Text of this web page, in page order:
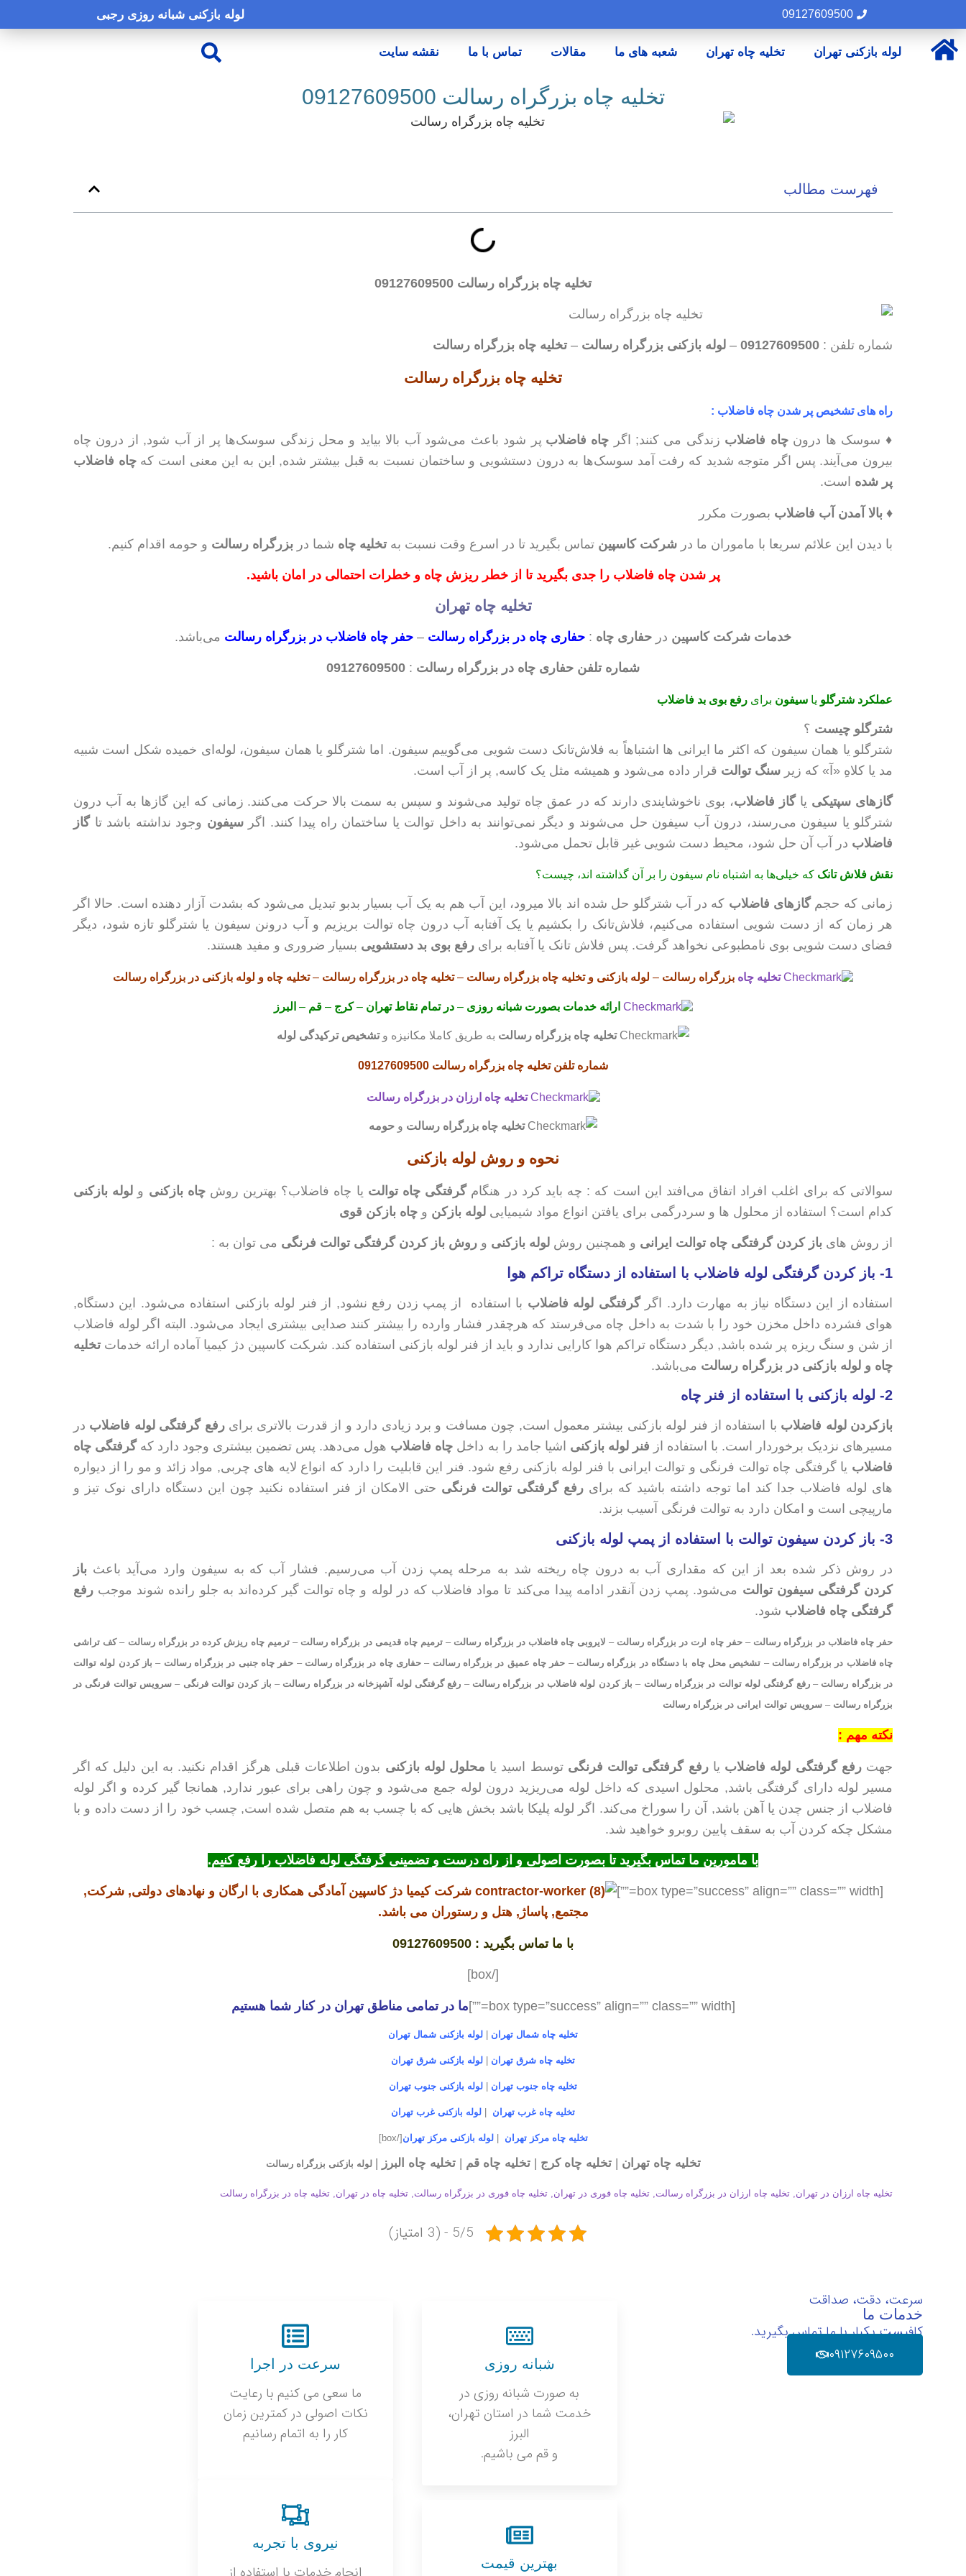
09127609500 لوله بازکنی شبانه روزی رجبی
لوله بازکنی تهران تخلیه چاه تهران شعبه های ما مقالات تماس با ما نقشه سایت
تخلیه چاه بزرگراه رسالت 09127609500
فهرست مطالب
تخلیه چاه بزرگراه رسالت 09127609500
شماره تلفن : 09127609500
– لوله بازکنی بزرگراه رسالت – تخلیه چاه بزرگراه رسالت
تخلیه چاه بزرگراه رسالت
راه های تشخیص پر شدن چاه فاضلاب :
♦ سوسک ها درونچاه فاضلاب زندگی می کنند; اگر چاه فاضلاب پر شود باعث می‌شود آب بالا بیاید و محل زندگی سوسک‌ها پر از آب شود, از درون چاه
بیرون می‌آیند. پس اگر متوجه شدید که رفت آمد سوسک‌ها به درون دستشویی و ساختمان نسبت به قبل بیشتر شده, این به این معنی است کهچاه فاضلاب
پر شده است.
♦ بالا آمدن آب فاضلاب بصورت مکرر
با دیدن این علائم سریعا با ماموران ما در شرکت کاسپین تماس بگیرید تا در اسرع وقت نسبت به تخلیه چاه شما در بزرگراه رسالت و حومه اقدام کنیم.
پر شدن چاه فاضلاب را جدی بگیرید تا از خطر ریزش چاه و خطرات احتمالی در امان باشید.
تخلیه چاه تهران
خدمات شرکت کاسپین در حفاری چاه : حفاری چاه در بزرگراه رسالت – حفر چاه فاضلاب در بزرگراه رسالت می‌باشد.
شماره تلفن حفاری چاه در بزرگراه رسالت :
09127609500
عملکرد شترگلو یا سیفون برای رفع بوی بد فاضلاب
شترگلو چیست ؟
شترگلو يا همان سيفون که اکثر ما ایرانی ها اشتباهاً به فلاش‌تانک دست شویی می‌گوییم سيفون. اما شترگلو یا همان سیفون، لوله‌ای خميده شکل است شبيه
مد يا کلاهِ «آ» که زير سنگ توالت قرار داده می‌شود و هميشه مثل يک کاسه, پر از آب است.
گازهای سپتیکی یاگاز فاضلاب، بوی ناخوشايندی دارند که در عمق چاه تولید می‌شوند و سپس به سمت بالا حرکت می‌کنند. زمانی که اين گازها به آب درون
شترگلو یا سیفون می‌رسند، درون آب سیفون حل می‌شوند و ديگر نمی‌توانند به داخل توالت یا ساختمان راه پيدا کنند. اگرسيفون وجود نداشته باشد تاگاز
فاضلاب در آب آن حل شود، محيط دست‌ شویی غير قابل تحمل می‌شود.
نقش فلاش‌ تانک که خیلی‌ها به اشتباه نام سيفون را بر آن گذاشته‌ اند، چيست؟
زمانی که حجمگازهای فاضلاب که در آب شترگلو حل شده اند بالا میرود، این آب هم به يک آب بسیار بدبو تبديل می‌شود که بشدت آزار دهنده است. حالا اگر
هر زمان که از دست شویی استفاده می‌کنیم، فلاش‌تانک را بکشیم یا یک آفتابه آب درون چاه توالت بریزیم و آب درونن سيفون یا شترگلو تازه شود، ديگر
فضای دست شویی بوی نامطبوعی نخواهد گرفت. پس فلاش تانک یا آفتابه برای رفع بوی بد دستشویی بسیار ضروری و مفید هستند.
تخلیه چاه بزرگراه رسالت – لوله بازکنی و تخلیه چاه بزرگراه رسالت –تخلیه چاه در بزرگراه رسالت –تخلیه چاه و لوله بازکنی در بزرگراه رسالت
ارائه خدمات بصورت شبانه روزی – در تمام نقاط تهران –کرج – قم – البرز
تخلیه چاه بزرگراه رسالت به طریق کاملا مکانیزه وتشخیص ترکیدگی لوله
شماره تلفن تخلیه چاه بزرگراه رسالت 09127609500
تخلیه چاه ارزان در بزرگراه رسالت
تخلیه چاه بزرگراه رسالت و حومه
نحوه و روش لوله بازکنی
سوالاتی که برای اغلب افراد اتفاق می‌افتد این است که : چه باید کرد در هنگامگرفتگی چاه توالت یا چاه فاضلاب؟ بهترین روشچاه بازکنی و لوله بازکنی
کدام است؟ استفاده از محلول ها و سردرگمی برای یافتن انواع مواد شیمیایی لوله بازکن و چاه بازکن قوی
از روش های باز کردن گرفتگی چاه توالت ایرانی و همچنین روش لوله بازکنی و روش باز کردن گرفتگی توالت فرنگی می توان به :
1- باز کردن گرفتگی لوله فاضلاب با استفاده از دستگاه تراکم هوا
استفاده از این دستگاه نیاز به مهارت دارد. اگرگرفتگی لوله فاضلاب با استفاده از پمپ زدن رفع نشود, از فنر لوله بازکنی استفاده می‌شود. این دستگاه,
هوای فشرده داخل مخزن خود را با شدت به داخل چاه می‌فرستد که هرچقدر فشار وارده را بیشتر کنند صدایی بیشتری ایجاد می‌شود. البته اگر لوله فاضلاب
از شن و سنگ ریزه پر شده باشد, دیگر دستگاه تراکم هوا کارایی ندارد و باید از فنر لوله بازکنی استفاده کند. شر‍‍‍‍‍‍‍‍کت کاسپین دژ کیمیا آماده ارائه خدمات تخلیه
چاه و لوله بازکنی در بزرگراه رسالت می‌باشد.
2- لوله بازکنی با استفاده از فنر چاه
بازکردن لوله فاضلاب با استفاده از فنر لوله بازکنی بیشتر معمول است, چون مسافت و برد زیادی دارد و از قدرت بالاتری برایرفع گرفتگی لوله فاضلاب در
مسیرهای نزدیک برخوردار است. با استفاده از فنر لوله بازکنی اشیا جامد را به داخل چاه فاضلاب هول می‌دهد. پس تضمین بیشتری وجود دارد کهگرفتگی چاه
فاضلاب یا گرفتگی چاه توالت فرنگی و توالت ایرانی با فنر لوله بازکنی رفع شود. فنر این قابلیت را دارد که انواع لایه های چربی, مواد زائد و مو را از دیواره
های لوله فاضلاب جدا کند اما توجه داشته باشید که برای رفع گرفتگی توالت فرنگی حتی الامکان از فنر استفاده نکنید چون این دستگاه دارای نوک تیز و
مارپیچی است و امکان دارد به توالت فرنگی آسیب بزند.
3- باز کردن سیفون توالت با استفاده از پمپ لوله بازکنی
در روش ذکر شده بعد از این که مقداری آب به درون چاه ریخته شد به مرحله پمپ زدن آب می‌رسیم. فشار آب که به سیفون وارد می‌آید باعث باز
کردن گرفتگی سیفون توالت می‌شود. پمپ زدن آنقدر ادامه پیدا می‌کند تا مواد فاضلاب که در لوله و چاه توالت گیر کرده‌اند به جلو رانده شوند موجب رفع
گرفتگی چاه فاضلاب شود.
حفر چاه فاضلاب در بزرگراه رسالت –حفر چاه ارت در بزرگراه رسالت – لایروبی چاه فاضلاب در بزرگراه رسالت – ترمیم چاه قدیمی در بزرگراه رسالت –ترمیم چاه ریزش کرده در بزرگراه رسالت –کف تراشی
چاه فاضلاب در بزرگراه رسالت – تشخیص محل چاه با دستگاه در بزرگراه رسالت – حفر چاه عمیق در بزرگراه رسالت – حفاری چاه در بزرگراه رسالت – حفر چاه جنبی در بزرگراه رسالت – باز کردن لوله توالت
در بزرگراه رسالت –رفع گرفتگی لوله توالت در بزرگراه رسالت – باز کردن لوله فاضلاب در بزرگراه رسالت – رفع گرفتگی لوله آشپزخانه در بزرگراه رسالت – باز کردن توالت فرنگی – سرویس توالت فرنگی در
بزرگراه رسالت – سرویس توالت ایرانی در بزرگراه رسالت
نکته مهم :
جهترفع گرفتگی لوله فاضلاب یارفع گرفتگی توالت فرنگی توسط اسید یا محلول لوله بازکنی بدون اطلاعات قبلی هرگز اقدام نکنید. به این دلیل که اگر
مسیر لوله دارای گرفتگی باشد, محلول اسیدی که داخل لوله می‌ریزید درون لوله جمع می‌شود و چون راهی برای عبور ندارد, همانجا گیر کرده و اگر لوله
فاضلاب از جنس چدن یا آهن باشد, آن را سوراخ می‌کند. اگر لوله پلیکا باشد بخش هایی که با چسب به هم متصل شده است, چسب خود را از دست داده و با
مشکل چکه کردن آب به سقف پایین روبرو خواهید شد.
با مامورین ما تماس بگیرید تا بصورت اصولی و از راه درست و تضمینی گرفتگی لوله فاضلاب را رفع کنیم.
[box type=”success” align=”” class=”” width=””]
شرکت کیمیا دژ کاسپین آمادگی همکاری با ارگان و نهادهای دولتی, شرکت,
مجتمع, پاساژ, هتل و رستوران می باشد.
با ما تماس بگیرید : 09127609500
[/box]
[box type=”success” align=”” class=”” width=””] ما در تمامی مناطق تهران در کنار شما هستیم
تخلیه چاه شمال تهران لوله بازکنی شمال تهران
تخلیه چاه شرق تهران لوله بازکنی شرق تهران
تخلیه چاه جنوب تهران لوله بازکنی جنوب تهران
تخلیه چاه غرب تهران لوله بازکنی غرب تهران
تخلیه چاه مرکز تهران |لوله بازکنی مرکز تهران [/box]
تخلیه چاه تهران |تخلیه چاه کرج |تخلیه چاه قم |تخلیه چاه البرز | لوله بازکنی بزرگراه رسالت
تخلیه چاه ارزان در تهران, تخلیه چاه ارزان در بزرگراه رسالت, تخلیه چاه فوری در تهران, تخلیه چاه فوری در بزرگراه رسالت, تخلیه چاه در تهران, تخلیه چاه در بزرگراه رسالت
5/5 - (3 امتیاز)
سرعت، دقت، صداقت
خدمات ما
کافیست یکبار با ما تماس بگیرید.
۰۹۱۲۷۶۰۹۵۰۰
شبانه روزی
به صورت شبانه روزی در
خدمت شما در استان تهران،
البرز
و قم می باشیم.
بهترین قیمت
سرعت در اجرا
ما سعی می کنیم با رعایت
نکات اصولی در کمترین زمان
کار را به اتمام رسانیم
نیروی با تجربه